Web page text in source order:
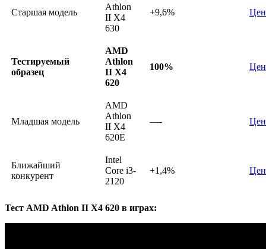
Старшая модель
Athlon
II X4
630
+9,6%
Тестируемый
образец
AMD
Athlon
II X4
620
100%
Младшая модель
AMD
Athlon
II X4
620E
—-
Ближайший
конкурент
Intel
Core i3-
2120
+1,4%
Тест AMD Athlon II X4 620 в играх: